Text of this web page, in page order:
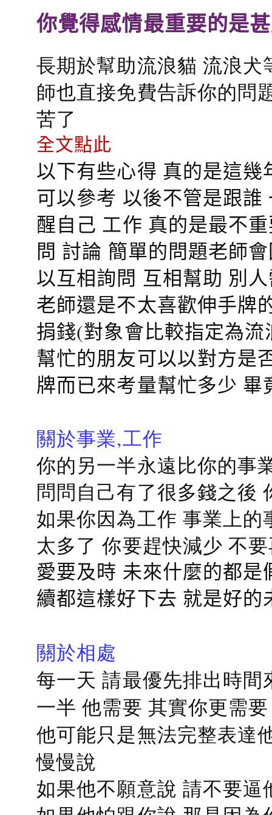
你覺得感情最重要的是
長期於幫助流浪貓 流浪
師也直接免費告訴你的問
苦了
全文點此
以下有些心得 真的是這
可以參考 以後不管是跟
醒自己 工作 真的是最不
問 討論 簡單的問題老師
以互相詢問 互相幫助 別
老師還是不太喜歡伸手牌
捐錢(對象會比較指定為
幫忙的朋友可以以對方是
牌而已來考量幫忙多少
關於事業,工作
你的另一半永遠比你的事
問問自己有了很多錢之後
如果你因為工作 事業上
太多了 你要趕快減少 不
愛要及時 未來什麼的都
續都這樣好下去 就是好的
關於相處
每一天 請最優先排出時
一半 他需要 其實你更需要
他可能只是無法完整表達
慢慢說
如果他不願意說 請不要逼